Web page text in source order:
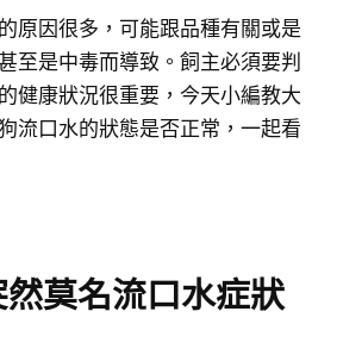
原因很多，可能跟品種有關或是
至是中毒而導致。飼主必須要判
健康狀況很重要，今天小編教大
流口水的狀態是否正常，一起看
莫名流口水症狀